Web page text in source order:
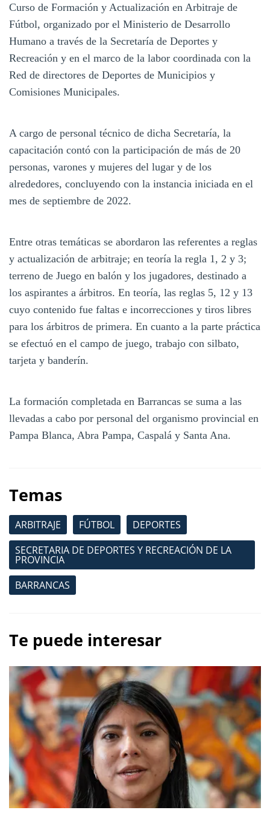
Curso de Formación y Actualización en Arbitraje de
Fútbol, organizado por el Ministerio de Desarrollo
Humano a través de la Secretaría de Deportes y
Recreación y en el marco de la labor coordinada con la
Red de directores de Deportes de Municipios y
Comisiones Municipales.
A cargo de personal técnico de dicha Secretaría, la
capacitación contó con la participación de más de 20
personas, varones y mujeres del lugar y de los
alrededores, concluyendo con la instancia iniciada en el
mes de septiembre de 2022.
Entre otras temáticas se abordaron las referentes a reglas
y actualización de arbitraje; en teoría la regla 1, 2 y 3;
terreno de Juego en balón y los jugadores, destinado a
los aspirantes a árbitros. En teoría, las reglas 5, 12 y 13
cuyo contenido fue faltas e incorrecciones y tiros libres
para los árbitros de primera. En cuanto a la parte práctica
se efectuó en el campo de juego, trabajo con silbato,
tarjeta y banderín.
La formación completada en Barrancas se suma a las
llevadas a cabo por personal del organismo provincial en
Pampa Blanca, Abra Pampa, Caspalá y Santa Ana.
Temas
ARBITRAJE FÚTBOL
DEPORTES
SECRETARIA DE DEPORTES Y RECREACIÓN DE LA
PROVINCIA
BARRANCAS
Te puede interesar